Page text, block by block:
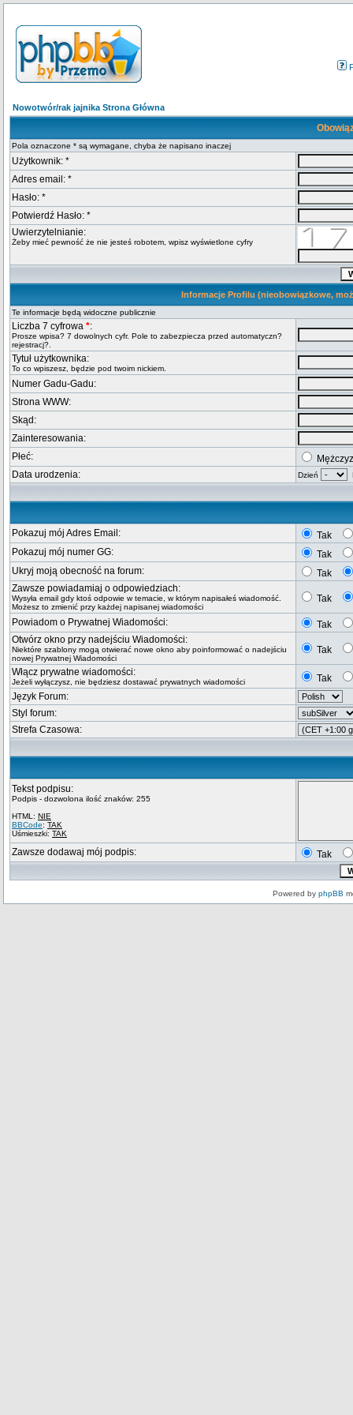
Nowotwór/rak jajnika Strona Główna
Pola oznaczone * są wymagane, chyba że napisano inaczej
Użytkownik: *
Adres email: *
Hasło: *
Potwierdź Hasło: *
Uwierzytelnianie:
Żeby mieć pewność że nie jesteś robotem, wpisz wyświetlone cyfry
Informacje Profilu (nieobowiązkowe,
Te informacje będą widoczne publicznie
Liczba 7 cyfrowa *:
Prosze wpisa? 7 dowolnych cyfr. Pole to zabezpiecza przed automatyczn?
rejestracj?.
Tytuł użytkownika:
To co wpiszesz, będzie pod twoim nickiem.
Numer Gadu-Gadu:
Strona WWW:
Skąd:
Zainteresowania:
Płeć:
Data urodzenia:
Dzień
Pokazuj mój Adres Email:
Tak
Pokazuj mój numer GG:
Tak
Ukryj moją obecność na forum:
Tak
Zawsze powiadamiaj o odpowiedziach:
Wysyła email gdy ktoś odpowie w temacie, w którym napisałeś wiadomość.
Możesz to zmienić przy każdej napisanej wiadomości
Tak
Powiadom o Prywatnej Wiadomości:
Tak
Otwórz okno przy nadejściu Wiadomości:
Niektóre szablony mogą otwierać nowe okno aby poinformować o nadejściu
nowej Prywatnej Wiadomości
Tak
Włącz prywatne wiadomości:
Jeżeli wyłączysz, nie będziesz dostawać prywatnych wiadomości
Tak
Język Forum:
Styl forum:
Strefa Czasowa:
Tekst podpisu:
Podpis - dozwolona ilość znaków: 255
HTML: NIE
BBCode: TAK
Uśmieszki: TAK
Zawsze dodawaj mój podpis: Tak
Powered by phpBB